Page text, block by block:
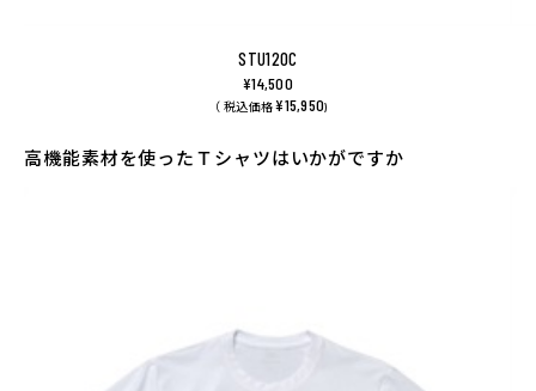
STU120C
¥14,500
（ 税込価格¥15,950)
高機能素材を使ったＴシャツはいかがですか